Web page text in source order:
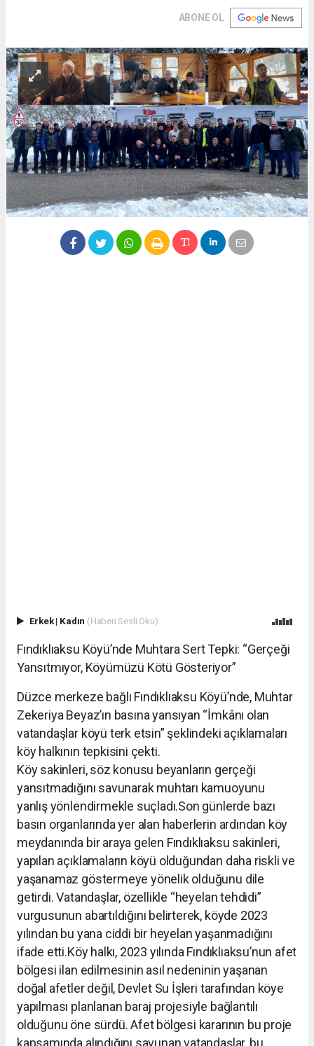
ABONE OL
Erkek| Kadın (Haberi Sesli Oku)
Fındıklıaksu Köyü’nde Muhtara Sert Tepki: “Gerçeği
Yansıtmıyor, Köyümüzü Kötü Gösteriyor”
Düzce merkeze bağlı Fındıklıaksu Köyü’nde, Muhtar
Zekeriya Beyaz’ın basına yansıyan “İmkânı olan
vatandaşlar köyü terk etsin” şeklindeki açıklamaları
köy halkının tepkisini çekti.
Köy sakinleri, söz konusu beyanların gerçeği
yansıtmadığını savunarak muhtarı kamuoyunu
yanlış yönlendirmekle suçladı.Son günlerde bazı
basın organlarında yer alan haberlerin ardından köy
meydanında bir araya gelen Fındıklıaksu sakinleri,
yapılan açıklamaların köyü olduğundan daha riskli ve
yaşanamaz göstermeye yönelik olduğunu dile
getirdi. Vatandaşlar, özellikle “heyelan tehdidi”
vurgusunun abartıldığını belirterek, köyde 2023
yılından bu yana ciddi bir heyelan yaşanmadığını
ifade etti.Köy halkı, 2023 yılında Fındıklıaksu’nun afet
bölgesi ilan edilmesinin asıl nedeninin yaşanan
doğal afetler değil, Devlet Su İşleri tarafından köye
yapılması planlanan baraj projesiyle bağlantılı
olduğunu öne sürdü. Afet bölgesi kararının bu proje
kapsamında alındığını savunan vatandaşlar, bu